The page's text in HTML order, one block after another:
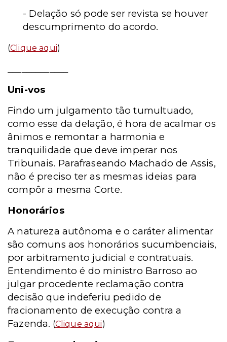
- Delação só pode ser revista se houver
descumprimento do acordo.
(Clique aqui)
Uni-vos
Findo um julgamento tão tumultuado,
como esse da delação, é hora de acalmar os
ânimos e remontar a harmonia e
tranquilidade que deve imperar nos
Tribunais. Parafraseando Machado de Assis,
não é preciso ter as mesmas ideias para
compôr a mesma Corte.
Honorários
A natureza autônoma e o caráter alimentar
são comuns aos honorários sucumbenciais,
por arbitramento judicial e contratuais.
Entendimento é do ministro Barroso ao
julgar procedente reclamação contra
decisão que indeferiu pedido de
fracionamento de execução contra a
Fazenda. (Clique aqui)